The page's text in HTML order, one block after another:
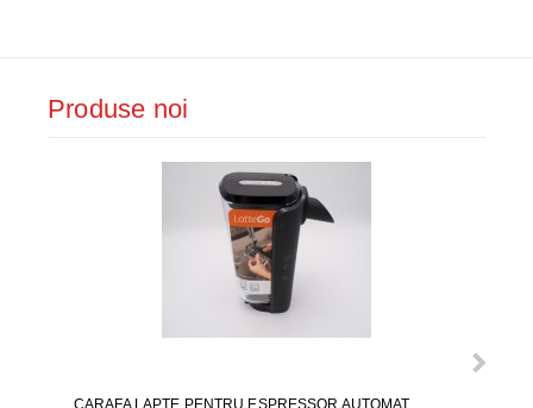
Produse noi
CARAFA LAPTE PENTRU ESPRESSOR AUTOMAT